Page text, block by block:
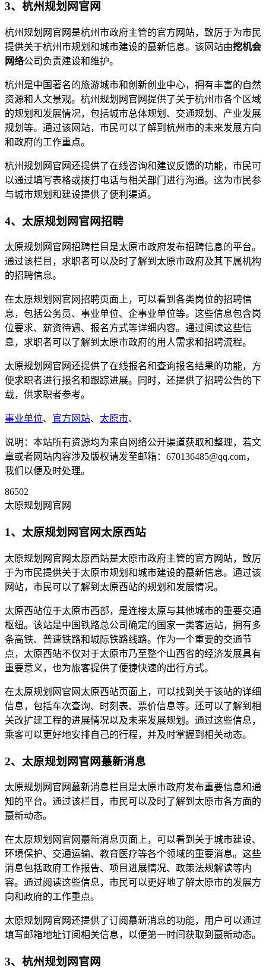
3、杭州规划网官网
杭州规划网官网是杭州市政府主管的官方网站，致厉于为市民
提供关于杭州市规划和城市建设的蕞新信息。该网站由挖机会
网络公司负责建设和维护。
杭州是中国著名的旅游城市和创新创业中心，拥有丰富的自然
资源和人文景观。杭州规划网官网提供了关于杭州市各个区域
的规划和发展情况，包括城市总体规划、交通规划、产业发展
规划等。通过该网站，市民可以了解到杭州市的未来发展方向
和政府的工作重点。
杭州规划网官网还提供了在线咨询和建议反馈的功能，市民可
以通过填写表格或拨打电话与相关部门进行沟通。这为市民参
与城市规划和建设提供了便利渠道。
4、太原规划网官网招聘
太原规划网官网招聘栏目是太原市政府发布招聘信息的平台。
通过该栏目，求职者可以及时了解到太原市政府及其下属机构
的招聘信息。
在太原规划网官网招聘页面上，可以看到各类岗位的招聘信
息，包括公务员、事业单位、企事业单位等。这些信息包含岗
位要求、薪资待遇、报名方式等详细内容。通过阅读这些信
息，求职者可以了解到太原市政府的用人需求和招聘流程。
太原规划网官网还提供了在线报名和查询报名结果的功能，方
便求职者进行报名和跟踪进展。同时，还提供了招聘公告的下
载，供求职者参考。
事业单位、 官方网站、 太原市、
说明：本站所有资源均为来自网络公开渠道获取和整理，若文
章或者网站内容涉及版权请发至邮箱：670136485@qq.com，
我们以便及时处理。
86502
太原规划网官网
1、太原规划网官网太原西站
太原规划网官网太原西站是太原市政府主管的官方网站，致厉
于为市民提供关于太原市规划和城市建设的蕞新信息。通过该
网站，市民可以了解到太原西站的规划和发展情况。
太原西站位于太原市西部，是连接太原与其他城市的重要交通
枢纽。该站是中国铁路总公司确定的国家一类客运站，拥有多
条高铁、普速铁路和城际铁路线路。作为一个重要的交通节
点，太原西站不仅对于太原市乃至整个山西省的经济发展具有
重要意义，也为旅客提供了便捷快速的出行方式。
在太原规划网官网太原西站页面上，可以找到关于该站的详细
信息，包括车次查询、时刻表、票价信息等。还可以了解到相
关改扩建工程的进展情况以及未来发展规划。通过这些信息，
乘客可以更好地安排自己的行程，并及时掌握到相关动态。
2、太原规划网官网蕞新消息
太原规划网官网蕞新消息栏目是太原市政府发布重要信息和通
知的平台。通过该栏目，市民可以及时了解到太原市各方面的
蕞新动态。
在太原规划网官网蕞新消息页面上，可以看到关于城市建设、
环境保护、交通运输、教育医疗等各个领域的重要消息。这些
消息包括政府工作报告、项目进展情况、政策法规解读等内
容。通过阅读这些信息，市民可以更好地了解太原市的发展方
向和政府的工作重点。
太原规划网官网还提供了订阅蕞新消息的功能，用户可以通过
填写邮箱地址订阅相关信息，以便第一时间获取到蕞新动态。
3、杭州规划网官网